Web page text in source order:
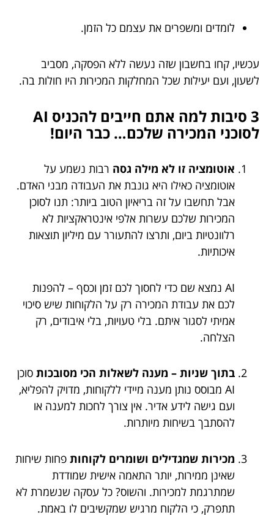
לומדים ומשפרים את עצמם כל הזמן.
עכשיו, קחו בחשבון שזה נעשה ללא הפסקה, מסביב
לשעון, ועם יעילות שכל המחלקות המכירות היו חולות בה.
3 סיבות למה אתם חייבים להכניס AI
לסוכני המכירה שלכם… כבר היום!
אוטומציה זו לא מילה גסה רבות נשמע על
אוטומציה כאילו היא גונבת את העבודה מבני האדם.
אבל תחשבו על זה בריאיון הטוב ביותר: תנו לסוכן
המכירות שלכם עשרות אלפי אינטראקציות לא
רלוונטיות ביום, ותרצו להתעורר עם מיליון תוצאות
איכותיות.
AI נמצא שם כדי לחסוך לכם זמן וכסף – להפנות
לכם את עבודת המכירה רק על הלקוחות שיש סיכוי
אמיתי לסגור איתם. בלי טעויות, בלי איבודים, רק
הצלחה.
בתוך שניות – מענה לשאלות הכי מסובכות סוכן
AI מבוסס נותן מענה מיידי ללקוחות, מדויק להפליא,
ועם גישה לידע אדיר. אין צורך לחכות למענה או
להסתבך בשיחות מיותרות.
מכירות שמגדילים ושומרים לקוחות פחות שיחות
שאינן ממירות, יותר התאמה אישית שמודדת
שמתרגמת למכירות. והשוס? כל עסקה שנשמרת לא
תתפרק, כי הלקוח מרגיש שמקשיבים לו באמת.